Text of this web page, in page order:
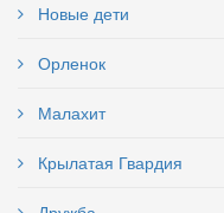
Новые дети
Орленок
Малахит
Крылатая Гвардия